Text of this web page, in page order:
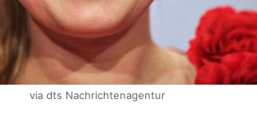
via dts Nachrichtenagentur